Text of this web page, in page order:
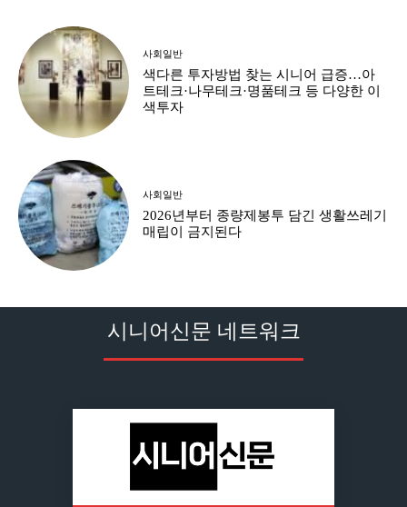
사회일반
색다른 투자방법 찾는 시니어 급증…아
트테크·나무테크·명품테크 등 다양한 이
색투자
사회일반
2026년부터 종량제봉투 담긴 생활쓰레기
매립이 금지된다
시니어신문 네트워크